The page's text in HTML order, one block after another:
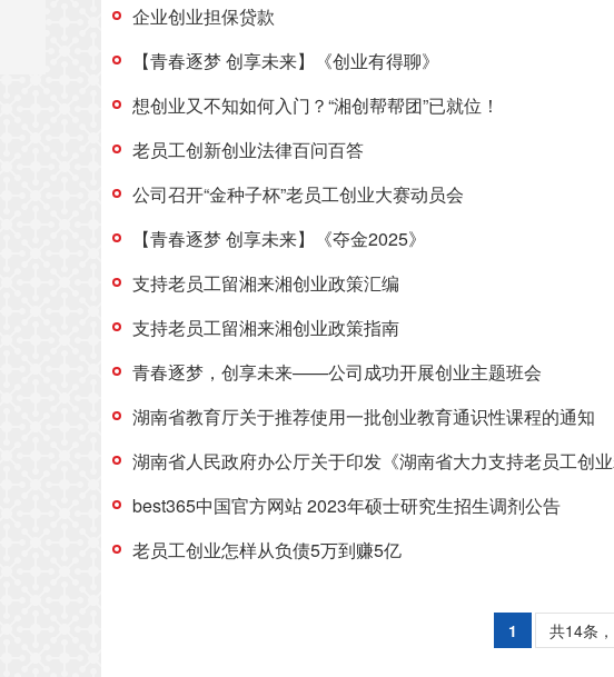
企业创业担保贷款
【青春逐梦 创享未来】《创业有得聊》
想创业又不知如何入门？“湘创帮帮团”已就位！
老员工创新创业法律百问百答
公司召开“金种子杯”老员工创业大赛动员会
【青春逐梦 创享未来】《夺金2025》
支持老员工留湘来湘创业政策汇编
支持老员工留湘来湘创业政策指南
青春逐梦，创享未来——公司成功开展创业主题班会
湖南省教育厅关于推荐使用一批创业教育通识性课程的通知
湖南省人民政府办公厅关于印发《湖南省大力支持老员工创
best365中国官方网站 2023年硕士研究生招生调剂公告
老员工创业怎样从负债5万到赚5亿
1 共14条